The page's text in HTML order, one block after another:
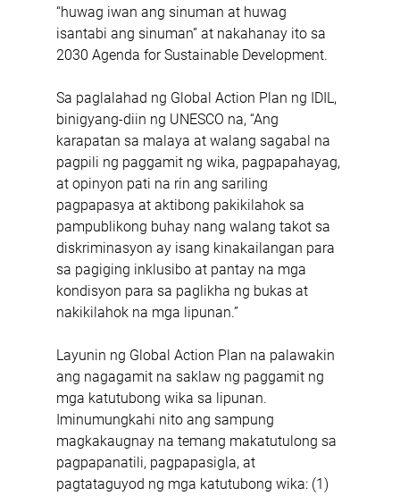
“huwag iwan ang sinuman at huwag
isantabi ang sinuman” at nakahanay ito sa
2030 Agenda for Sustainable Development.
Sa paglalahad ng Global Action Plan ng IDIL,
binigyang-diin ng UNESCO na, “Ang
karapatan sa malaya at walang sagabal na
pagpili ng paggamit ng wika, pagpapahayag,
at opinyon pati na rin ang sariling
pagpapasya at aktibong pakikilahok sa
pampublikong buhay nang walang takot sa
diskriminasyon ay isang kinakailangan para
sa pagiging inklusibo at pantay na mga
kondisyon para sa paglikha ng bukas at
nakikilahok na mga lipunan.”
Layunin ng Global Action Plan na palawakin
ang nagagamit na saklaw ng paggamit ng
mga katutubong wika sa lipunan.
Iminumungkahi nito ang sampung
magkakaugnay na temang makatutulong sa
pagpapanatili, pagpapasigla, at
pagtataguyod ng mga katutubong wika: (1)